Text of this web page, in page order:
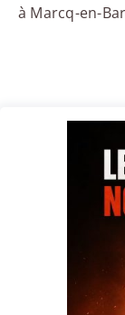
à Marcq-en-